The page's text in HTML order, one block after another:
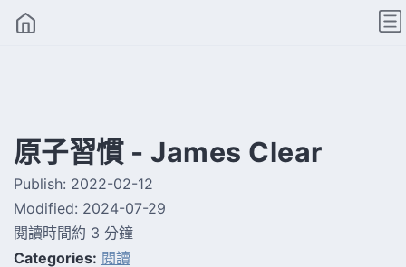
原子習慣 - James Clear
Publish: 2022-02-12
Modified: 2024-07-29
閱讀時間約 3 分鐘
Categories: 閱讀